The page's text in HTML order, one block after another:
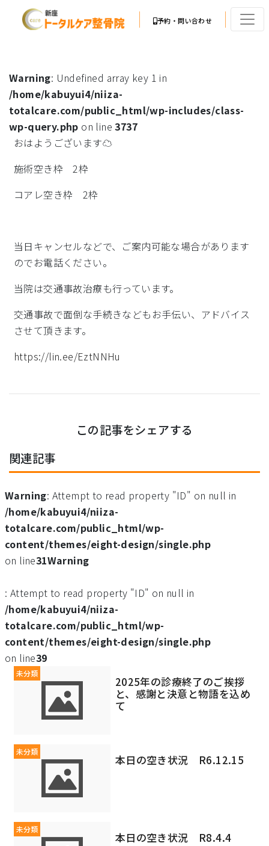
予約・問い合わせ
Warning: Undefined array key 1 in
/home/kabuyui4/niiza-
totalcare.com/public_html/wp-includes/class-
wp-query.php on line3737
おはようございます☁
施術空き枠 2枠
コアレ空き枠 2枠
当日キャンセルなどで、ご案内可能な場合があります
のでお電話ください。
当院は交通事故治療も行っています。
交通事故で面倒な手続きなどもお手伝い、アドバイス
させて頂きます。
https://lin.ee/EztNNHu
この記事をシェアする
関連記事
Warning: Attempt to read property "ID" on null in
/home/kabuyui4/niiza-
totalcare.com/public_html/wp-
content/themes/eight-design/single.php
on line31Warning
: Attempt to read property "ID" on null in
/home/kabuyui4/niiza-
totalcare.com/public_html/wp-
content/themes/eight-design/single.php
on line39
未分類
2025年の診療終了のご挨拶
と、感謝と決意と物語を込め
て
未分類
本日の空き状況 R6.12.15
未分類
本日の空き状況 R8.4.4